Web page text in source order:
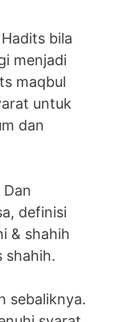
bila
menjadi
maqbul
untuk
dan
definisi
& shahih
shahih.
sebaliknya.